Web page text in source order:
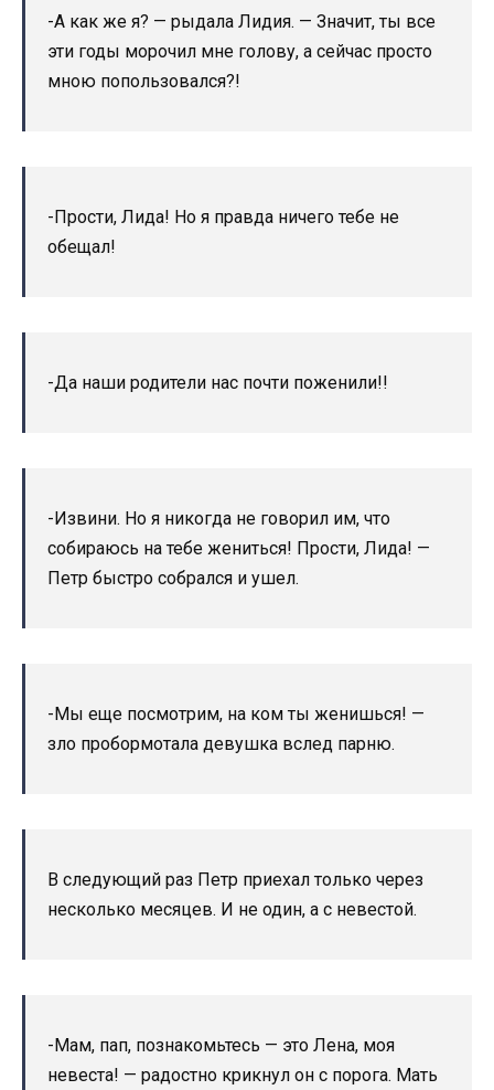
-А как же я? — рыдала Лидия. — Значит, ты все
эти годы морочил мне голову, а сейчас просто
мною попользовался?!
-Прости, Лида! Но я правда ничего тебе не
обещал!
-Да наши родители нас почти поженили!!
-Извини. Но я никогда не говорил им, что
собираюсь на тебе жениться! Прости, Лида! —
Петр быстро собрался и ушел.
-Мы еще посмотрим, на ком ты женишься! —
зло пробормотала девушка вслед парню.
В следующий раз Петр приехал только через
несколько месяцев. И не один, а с невестой.
-Мам, пап, познакомьтесь — это Лена, моя
невеста! — радостно крикнул он с порога. Мать